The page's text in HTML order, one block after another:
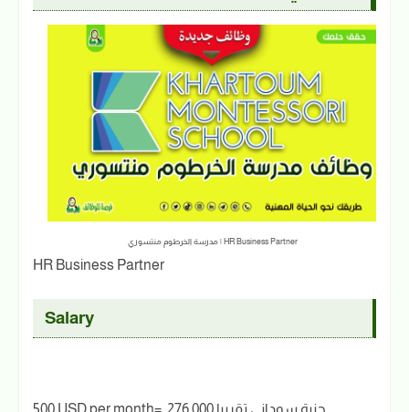
HR Business Partner | مدرسة الخرطوم منتسوري
HR Business Partner
Salary